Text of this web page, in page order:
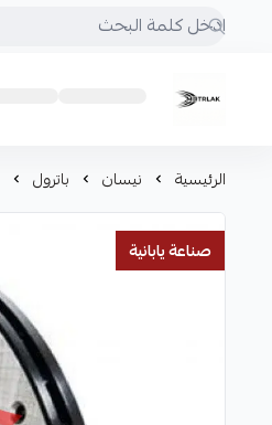
Motrlak
الرئيسية نيسان باترول
صناعة يابانية